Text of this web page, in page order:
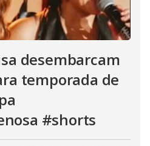
desembarcam
temporada de
#shorts